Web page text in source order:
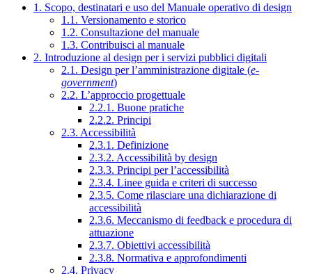
1. Scopo, destinatari e uso del Manuale operativo di design
1.1. Versionamento e storico
1.2. Consultazione del manuale
1.3. Contribuisci al manuale
2. Introduzione al design per i servizi pubblici digitali
2.1. Design per l’amministrazione digitale (e-
government)
2.2. L’approccio progettuale
2.2.1. Buone pratiche
2.2.2. Principi
2.3. Accessibilità
2.3.1. Definizione
2.3.2. Accessibilità by design
2.3.3. Principi per l’accessibilità
2.3.4. Linee guida e criteri di successo
2.3.5. Come rilasciare una dichiarazione di
accessibilità
2.3.6. Meccanismo di feedback e procedura di
attuazione
2.3.7. Obiettivi accessibilità
2.3.8. Normativa e approfondimenti
2.4. Privacy